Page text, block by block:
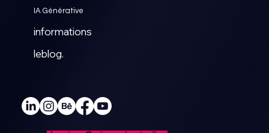
IA Générative
informations
leblog.